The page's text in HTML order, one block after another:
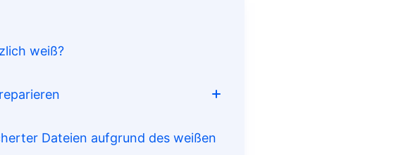
weiß?
Dateien aufgrund des weißen